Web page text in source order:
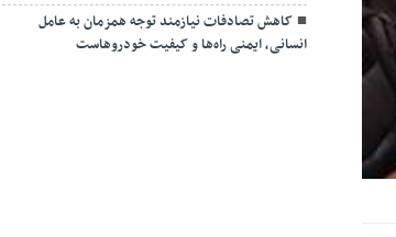
کاهش تصادفات نیازمند توجه همزمان به عامل
انسانی، ایمنی راه‌ها و کیفیت خودروهاست